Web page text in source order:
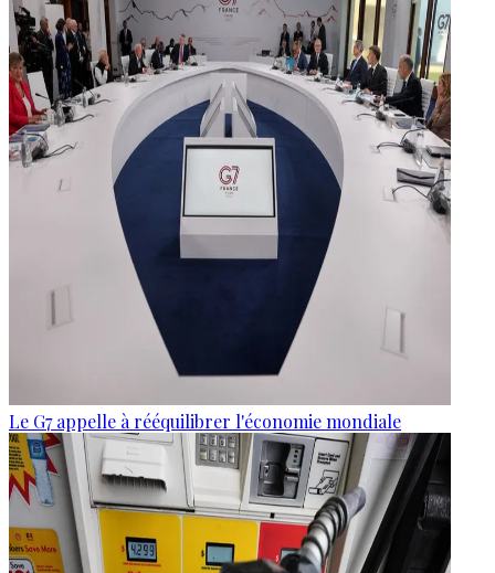
Le G7 appelle à rééquilibrer l'économie mondiale